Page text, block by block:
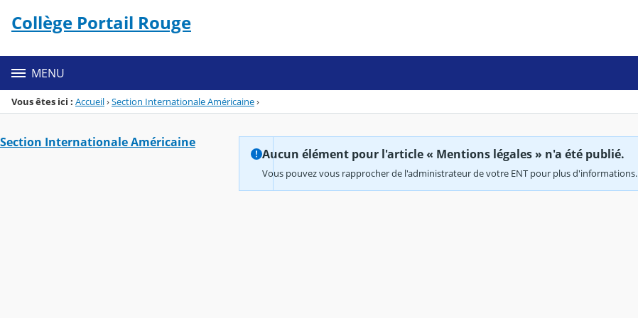
Menu de la rubrique
Contenu
Collège Portail Rouge
MENU
Vous êtes ici : Accueil›Section Internationale Américaine›
Section Internationale Américaine
Aucun élément pour l'article « Mentions légales » n'a été publié.
Vous pouvez vous rapprocher de l'administrateur de votre ENT pour plus d'informations.